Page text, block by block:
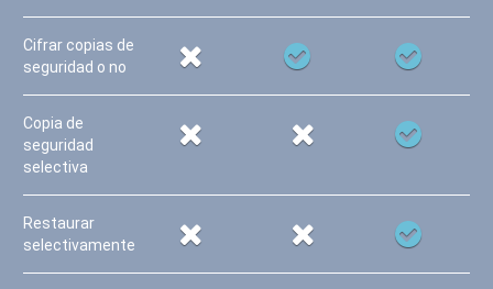
Cifrar copias de
seguridad o no
Copia de
seguridad
selectiva
Restaurar
selectivamente